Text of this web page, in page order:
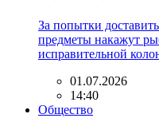
За попытки
предметы накажут
исправительной
01.07.2026
14:40
Общество